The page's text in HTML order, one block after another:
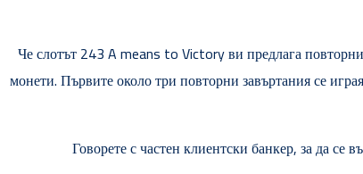
Че слотът 243 A means to Victory ви предлага
монети. Първите около три повторни завъртания се
Говорете с частен клиентски банкер, за да се